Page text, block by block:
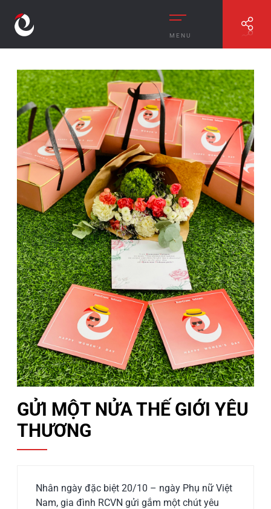
MENU
//GỬI MỘT NỬA THẾ GIỚI YÊU THƯƠNG
GỬI MỘT NỬA THẾ GIỚI YÊU
THƯƠNG
Nhân ngày đặc biệt 20/10 – ngày Phụ nữ Việt
Nam, gia đình RCVN gửi gắm một chút yêu